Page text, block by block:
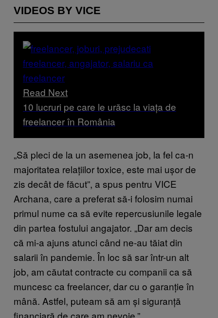
VIDEOS BY VICE
Read Next
10 lucruri pe care le urăsc la viața de
freelancer în România
„Să pleci de la un asemenea job, la fel ca-n
majoritatea relațiilor toxice, este mai ușor de
zis decât de făcut”, a spus pentru VICE
Archana, care a preferat să-i folosim numai
primul nume ca să evite repercusiunile legale
din partea fostului angajator. „Dar am decis
că mi-a ajuns atunci când ne-au tăiat din
salarii în pandemie. În loc să sar într-un alt
job, am căutat contracte cu companii ca să
muncesc ca freelancer, dar cu o garanție în
mână. Astfel, puteam să am și siguranță
financiară de care am nevoie.”